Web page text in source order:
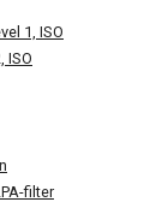
1, ISO
ISO
filter